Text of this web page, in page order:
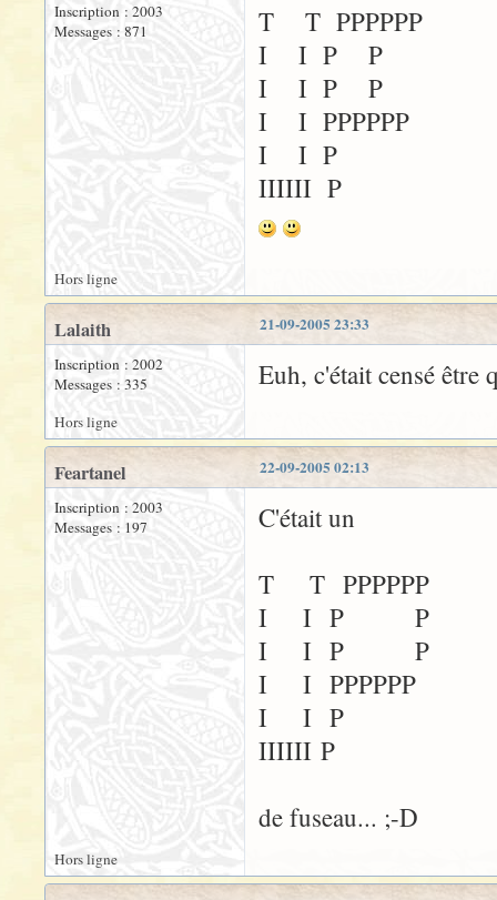
Inscription : 2003
Messages : 871
T T PPPPPP
I I P P
I I P P
I I PPPPPP
I I P
IIIIII P
Hors ligne
21-09-2005 23:33
Lalaith
Inscription : 2002
Messages : 335
Euh, c'était censé être
Hors ligne
22-09-2005 02:13
Feartanel
Inscription : 2003
Messages : 197
C'était un
T T PPPPPP
I I P P
I I P P
I I PPPPPP
I I P
IIIIII P
de fuseau... ;-D
Hors ligne